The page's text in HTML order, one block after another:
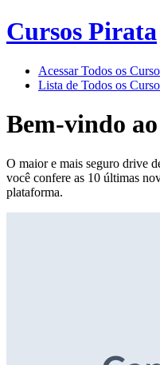
Cursos Pirata
Acessar Todos os
Lista de Todos os
Bem-vindo ao
O maior e mais seguro drive
você confere as 10 últimas
plataforma.